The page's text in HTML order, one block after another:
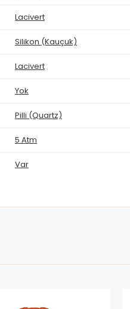
Lacivert
Silikon (Kauçuk)
Lacivert
Yok
Pilli (Quartz)
5 Atm
Var